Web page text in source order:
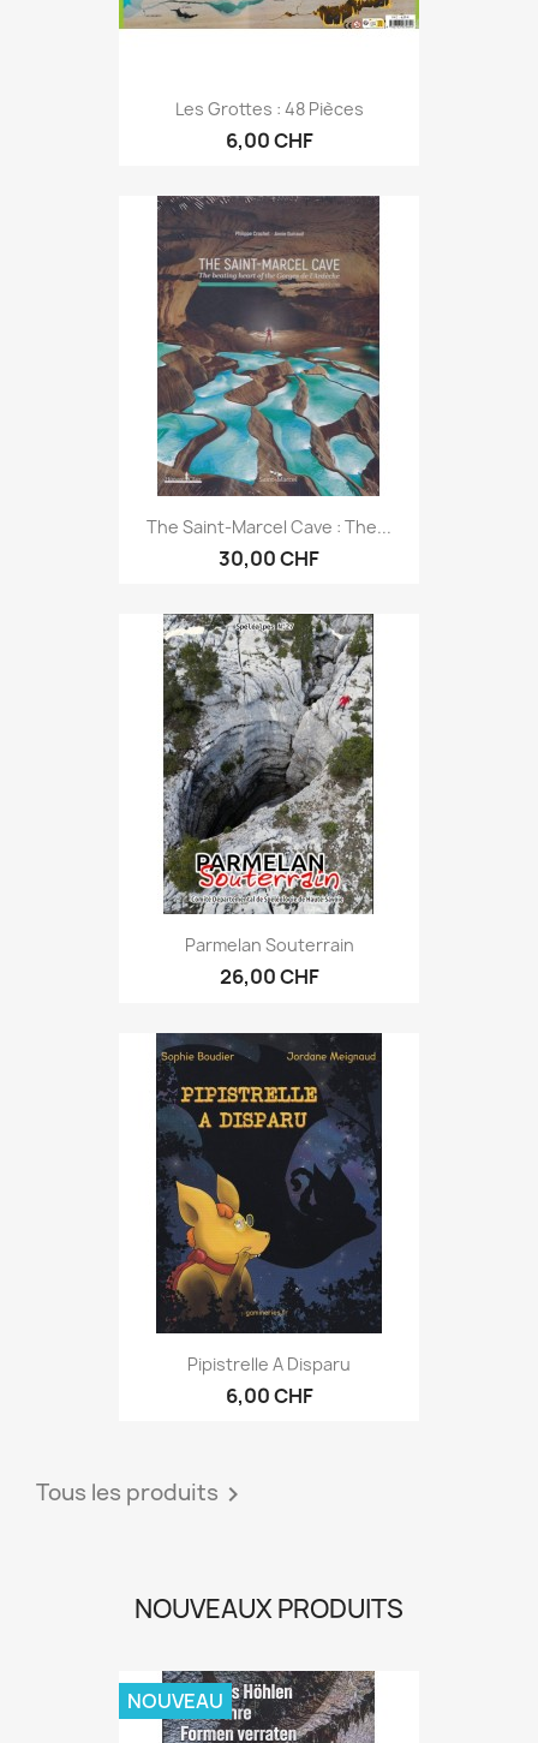
Les Grottes : 48 Pièces
6,00 CHF
The Saint-Marcel Cave : The...
30,00 CHF
Parmelan Souterrain
26,00 CHF
Pipistrelle A Disparu
6,00 CHF
Tous les produits 
NOUVEAUX PRODUITS
NOUVEAU